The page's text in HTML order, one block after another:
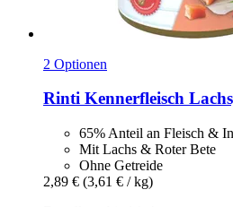
2 Optionen
Rinti Kennerfleisch
65% Anteil an Fleisch &
Mit Lachs & Roter Bete
Ohne Getreide
2,89 € (3,61 € / kg)